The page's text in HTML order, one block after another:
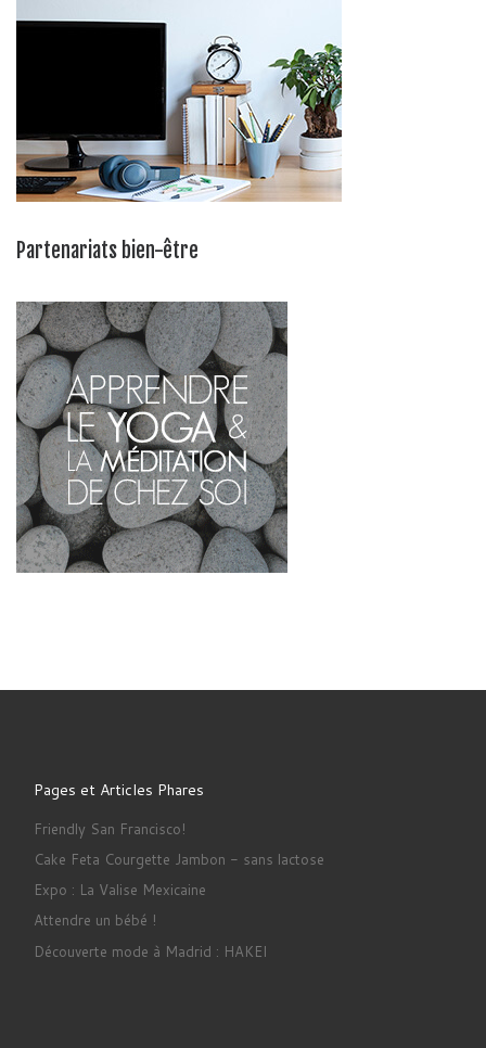
Partenariats bien-être
Pages et Articles Phares
Friendly San Francisco!
Cake Feta Courgette Jambon - sans lactose
Expo : La Valise Mexicaine
Attendre un bébé !
Découverte mode à Madrid : HAKEI